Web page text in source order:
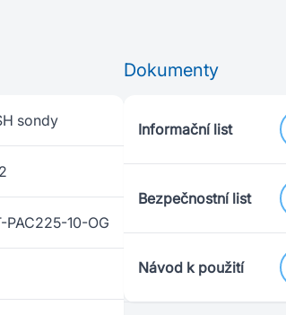
sondy
PAC225-10-OG
Dokumenty
Informační list
Bezpečnostní list
Návod k použití